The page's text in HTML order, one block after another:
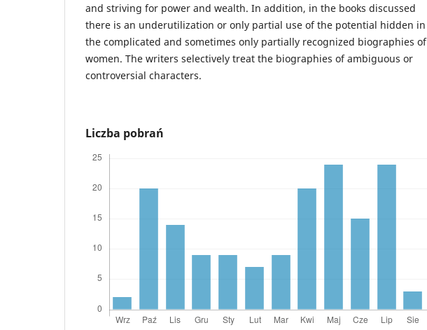
and striving for power and wealth. In addition, in the books discussed
there is an underutilization or only partial use of the potential hidden in
the complicated and sometimes only partially recognized biographies of
women. The writers selectively treat the biographies of ambiguous or
controversial characters.
Liczba pobrań